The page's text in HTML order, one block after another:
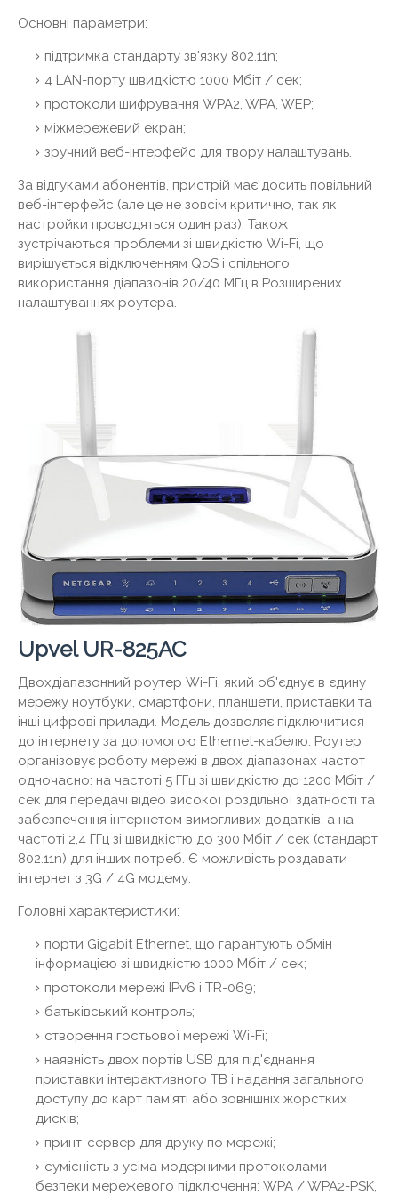
Основні параметри:
підтримка стандарту зв'язку 802.11n;
4 LAN-порту швидкістю 1000 Мбіт / сек;
протоколи шифрування WPA2, WPA, WEP;
міжмережевий екран;
зручний веб-інтерфейс для твору налаштувань.
За відгуками абонентів, пристрій має досить повільний
веб-інтерфейс (але це не зовсім критично, так як
настройки проводяться один раз). Також
зустрічаються проблеми зі швидкістю Wi-Fi, що
вирішується відключенням QoS і спільного
використання діапазонів 20/40 МГц в Розширених
налаштуваннях роутера.
Upvel UR-825AC
Двохдіапазонний роутер Wi-Fi, який об'єднує в єдину
мережу ноутбуки, смартфони, планшети, приставки та
інші цифрові прилади. Модель дозволяє підключитися
до інтернету за допомогою Ethernet-кабелю. Роутер
організовує роботу мережі в двох діапазонах частот
одночасно: на частоті 5 ГГц зі швидкістю до 1200 Мбіт /
сек для передачі відео високої роздільної здатності та
забезпечення інтернетом вимогливих додатків; а на
частоті 2,4 ГГц зі швидкістю до 300 Мбіт / сек (стандарт
802.11n) для інших потреб. Є можливість роздавати
інтернет з 3G / 4G модему.
Головні характеристики:
порти Gigabit Ethernet, що гарантують обмін
інформацією зі швидкістю 1000 Мбіт / сек;
протоколи мережі IPv6 і TR-069;
батьківський контроль;
створення гостьової мережі Wi-Fi;
наявність двох портів USB для під'єднання
приставки інтерактивного ТВ і надання загального
доступу до карт пам'яті або зовнішніх жорстких
дисків;
принт-сервер для друку по мережі;
сумісність з усіма модерними протоколами
безпеки мережевого підключення: WPA / WPA2-PSK,